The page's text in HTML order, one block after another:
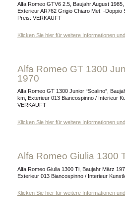
Alfa Romeo GTV6 2.5, Baujahr August 1985, Tachostand 94.841 km,
Exterieur AR762 Grigio Chiaro Met. -Doppio
Preis: VERKAUFT
Klicken Sie hier für weitere Informationen
Alfa Romeo GT 1300 Junior “Scalino” - April
1970
Alfa Romeo GT 1300 Junior “Scalino”, Baujahr April 1970, Tachostand 55.991
km, Exterieur 013 Biancospinno / Interieur
VERKAUFT
Klicken Sie hier für weitere Informationen
Alfa Romeo Giulia 1300
Alfa Romeo Giulia 1300 Ti, Baujahr März 1970, Tachostand 61.598 km,
Exterieur 013 Biancospinno / Interieur
Klicken Sie hier für weitere Informationen